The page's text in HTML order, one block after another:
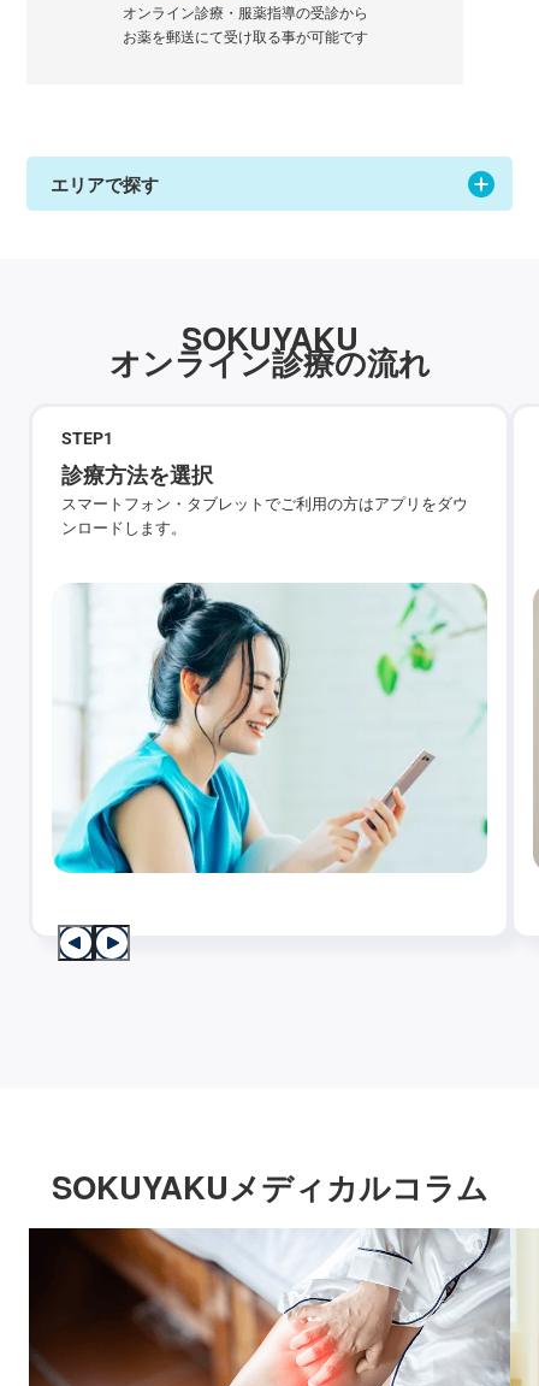
オンライン診療・服薬指導の受診から
お薬を郵送にて受け取る事が可能です
エリアで探す
SOKUYAKU
オンライン診療の流れ
STEP1
診療方法を選択
スマートフォン・タブレットでご利用の方はアプリをダウ
ンロードします。
SOKUYAKUメディカルコラム